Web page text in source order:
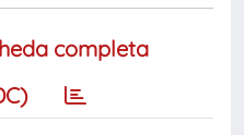
completa